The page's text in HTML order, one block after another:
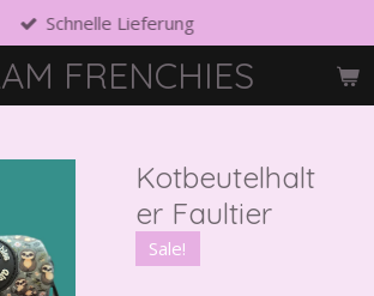
FRENCHIES
Schnelle Lieferung
Kotbeutelhalt
er Faultier
Sale!